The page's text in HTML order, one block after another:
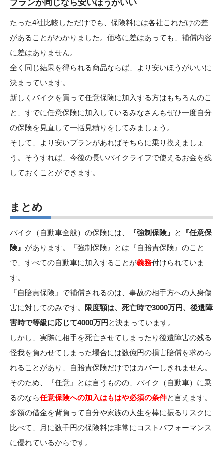
プランが同じなら安いほうがいい
たった4社比較しただけでも、保険料には各社これだけの差
があることがわかりました。価格に差はあっても、補償内容
に差はありません。
全く同じ結果を得られる商品ならば、より安いほうがいいに
決まっています。
新しくバイクを買って任意保険に加入する方はもちろんのこ
と、すでに任意保険に加入しているみなさんもぜひ一度自分
の保険を見直して一括見積りをしてみましょう。
そして、より安いプランがあればそちらに乗り換えましょ
う。そうすれば、今後の長いバイクライフで使えるお金を残
しておくことができます。
まとめ
バイク（自動車全般）の保険には、 『強制保険』 と
『任意保
険』 があります。『強制保険』とは『自賠責保険』のこと
で、すべての自動車に加入することが義務付けられていま
す。
『自賠責保険』で補償されるのは、事故の相手方への人身傷
害に対してのみです。
限度額は、死亡時で3000万円、後遺障
害時で等級に応じて4000万円 と決まっています。
しかし、実際に相手を死亡させてしまったり後遺障害の残る
怪我を負わせてしまった場合には数億円の損害賠償を求めら
れることがあり、自賠責保険だけではカバーしきれません。
そのため、『任意』とは言うものの、バイク（自動車）に乗
るのなら任意保険への加入はもはや必須の条件と言えます。
多額の借金を背負って自分や家族の人生を棒に振るリスクに
比べて、月に数千円の保険料は非常にコストパフォーマンス
に優れているからです。